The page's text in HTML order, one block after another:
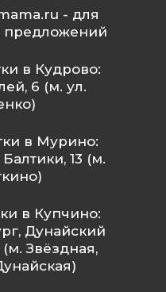
- для
предложений
в Кудрово:
6 (м. ул.
в Мурино:
13 (м.
в Купчино:
Дунайский
Звёздная,